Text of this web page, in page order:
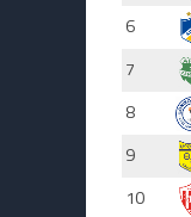
6
7
8
9
10